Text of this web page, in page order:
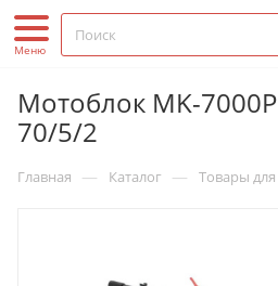
Мотоблок MK-
70/5/2
Главная — Каталог — Товары для